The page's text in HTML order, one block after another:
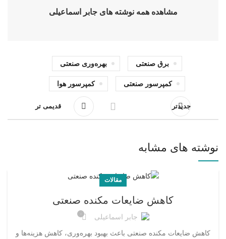
مشاهده همه نوشته های جابر اسماعیلی
برق صنعتی بهره‌وری صنعتی
کمپرسور صنعتی کمپرسور هوا
جدیدتر قدیمی تر
نوشته های مشابه
مقالات
کاهش ضایعات مکنده صنعتی
جابر اسماعیلی ۰
کاهش ضایعات مکنده صنعتی باعث بهبود بهره‌وری، کاهش هزینه‌ها و